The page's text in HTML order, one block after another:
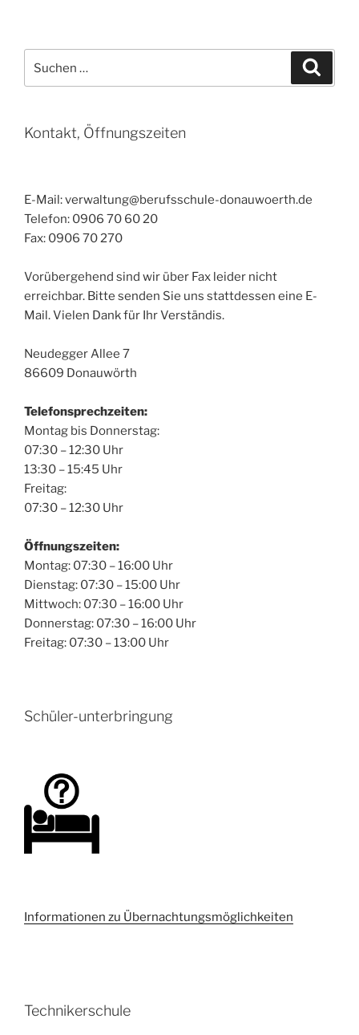
nach:
Kontakt, Öffnungszeiten
E-Mail: verwaltung@berufsschule-donauwoerth.de
Telefon: 0906 70 60 20
Fax: 0906 70 270
Vorübergehend sind wir über Fax leider nicht
erreichbar. Bitte senden Sie uns stattdessen eine E-
Mail. Vielen Dank für Ihr Verständis.
Neudegger Allee 7
86609 Donauwörth
Telefonsprechzeiten:
Montag bis Donnerstag:
07:30 – 12:30 Uhr
13:30 – 15:45 Uhr
Freitag:
07:30 – 12:30 Uhr
Öffnungszeiten:
Montag: 07:30 – 16:00 Uhr
Dienstag: 07:30 – 15:00 Uhr
Mittwoch: 07:30 – 16:00 Uhr
Donnerstag: 07:30 – 16:00 Uhr
Freitag: 07:30 – 13:00 Uhr
Schüler-unterbringung
Informationen zu Übernachtungsmöglichkeiten
Technikerschule